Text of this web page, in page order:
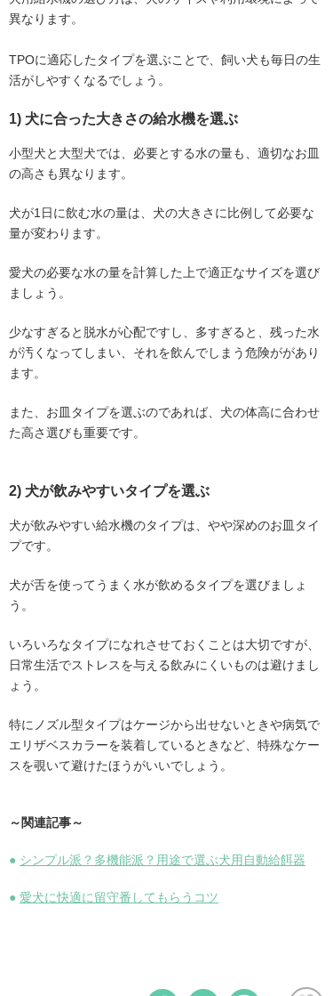
異なります。
TPOに適応したタイプを選ぶことで、飼い犬も毎日の生
活がしやすくなるでしょう。
1) 犬に合った大きさの給水機を選ぶ
小型犬と大型犬では、必要とする水の量も、適切なお皿
の高さも異なります。
犬が1日に飲む水の量は、犬の大きさに比例して必要な
量が変わります。
愛犬の必要な水の量を計算した上で適正なサイズを選び
ましょう。
少なすぎると脱水が心配ですし、多すぎると、残った水
が汚くなってしまい、それを飲んでしまう危険ががあり
ます。
また、お皿タイプを選ぶのであれば、犬の体高に合わせ
た高さ選びも重要です。
2) 犬が飲みやすいタイプを選ぶ
犬が飲みやすい給水機のタイプは、やや深めのお皿タイ
プです。
犬が舌を使ってうまく水が飲めるタイプを選びましょ
う。
いろいろなタイプになれさせておくことは大切ですが、
日常生活でストレスを与える飲みにくいものは避けまし
ょう。
特にノズル型タイプはケージから出せないときや病気で
エリザベスカラーを装着しているときなど、特殊なケー
スを覗いて避けたほうがいいでしょう。
～関連記事～
● シンプル派？多機能派？用途で選ぶ犬用自動給餌器
● 愛犬に快適に留守番してもらうコツ